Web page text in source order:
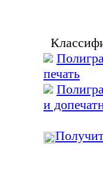
печать
и